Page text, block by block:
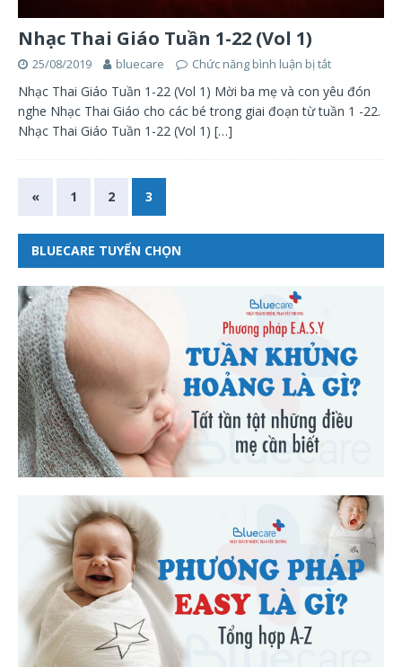
Nhạc Thai Giáo Tuần 1-22 (Vol 1)
25/08/2019 bluecare Chức năng bình luận bị tắt
Nhạc Thai Giáo Tuần 1-22 (Vol 1) Mời ba mẹ và con yêu đón
nghe Nhạc Thai Giáo cho các bé trong giai đoạn từ tuần 1 -22.
Nhạc Thai Giáo Tuần 1-22 (Vol 1) […]
« 1 2 3
BLUECARE TUYỂN CHỌN